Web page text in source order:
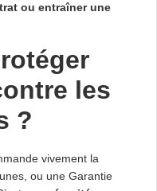
ou entraîner une
les
?
vivement la
ou une Garantie